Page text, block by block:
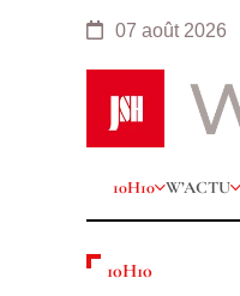
07 août 2026
10H10 W’ACTU
10H10